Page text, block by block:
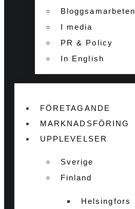
Bloggsamarbeten
I media
PR & Policy
In English
FÖRETAGANDE
MARKNADSFÖRING
UPPLEVELSER
Sverige
Finland
Helsingfors